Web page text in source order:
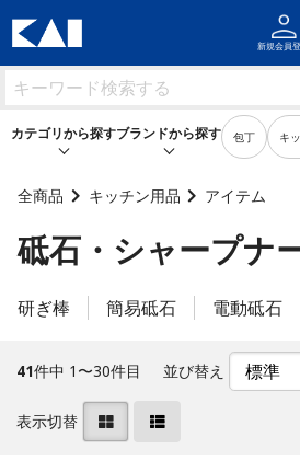
新規会員
カテゴリから探す
キッチン用品
製菓用品
身だしなみ用品
ブランドから探す
キッチン用品
製菓用品
身だしなみ用品
包丁 キ
全商品 キッチン用品 アイテム
砥石・シャープナ
研ぎ棒 簡易砥石 電動砥石
41件中 1〜30件目 並び替え
表示切替